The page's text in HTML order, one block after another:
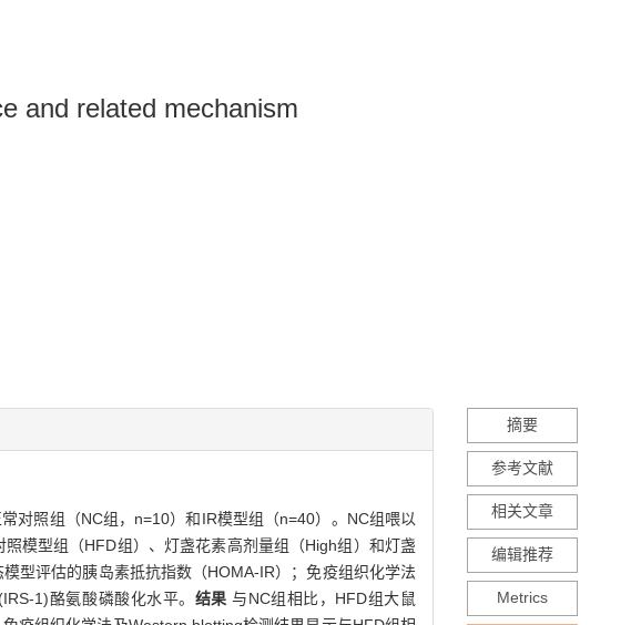
and related mechanism
对照组（NC组，n=10）和IR模型组（n=40）。NC组喂以
模型组（HFD组）、灯盏花素高剂量组（High组）和灯盏
型评估的胰岛素抵抗指数（HOMA-IR）；免疫组织化学法
摘要
参考文献
相关文章
编辑推荐